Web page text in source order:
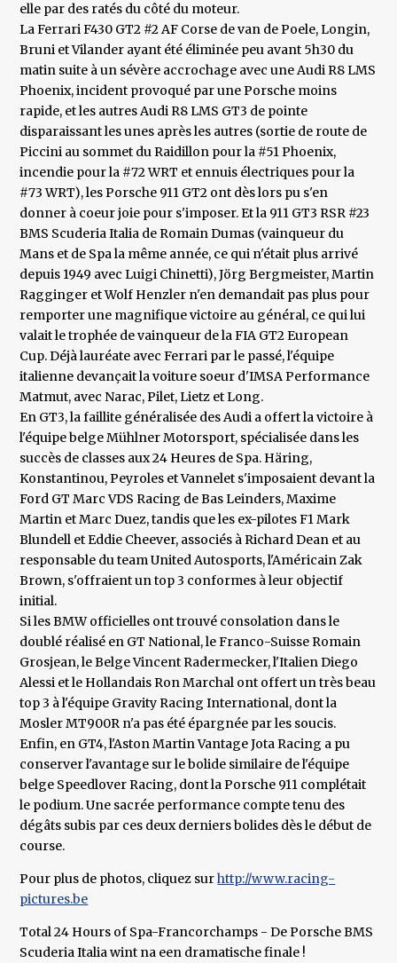
elle par des ratés du côté du moteur.
La Ferrari F430 GT2 #2 AF Corse de van de Poele, Longin,
Bruni et Vilander ayant été éliminée peu avant 5h30 du
matin suite à un sévère accrochage avec une Audi R8 LMS
Phoenix, incident provoqué par une Porsche moins
rapide, et les autres Audi R8 LMS GT3 de pointe
disparaissant les unes après les autres (sortie de route de
Piccini au sommet du Raidillon pour la #51 Phoenix,
incendie pour la #72 WRT et ennuis électriques pour la
#73 WRT), les Porsche 911 GT2 ont dès lors pu s'en
donner à coeur joie pour s'imposer. Et la 911 GT3 RSR #23
BMS Scuderia Italia de Romain Dumas (vainqueur du
Mans et de Spa la même année, ce qui n'était plus arrivé
depuis 1949 avec Luigi Chinetti), Jörg Bergmeister, Martin
Ragginger et Wolf Henzler n'en demandait pas plus pour
remporter une magnifique victoire au général, ce qui lui
valait le trophée de vainqueur de la FIA GT2 European
Cup. Déjà lauréate avec Ferrari par le passé, l'équipe
italienne devançait la voiture soeur d'IMSA Performance
Matmut, avec Narac, Pilet, Lietz et Long.
En GT3, la faillite généralisée des Audi a offert la victoire à
l'équipe belge Mühlner Motorsport, spécialisée dans les
succès de classes aux 24 Heures de Spa. Häring,
Konstantinou, Peyroles et Vannelet s'imposaient devant la
Ford GT Marc VDS Racing de Bas Leinders, Maxime
Martin et Marc Duez, tandis que les ex-pilotes F1 Mark
Blundell et Eddie Cheever, associés à Richard Dean et au
responsable du team United Autosports, l'Américain Zak
Brown, s'offraient un top 3 conformes à leur objectif
initial.
Si les BMW officielles ont trouvé consolation dans le
doublé réalisé en GT National, le Franco-Suisse Romain
Grosjean, le Belge Vincent Radermecker, l'Italien Diego
Alessi et le Hollandais Ron Marchal ont offert un très beau
top 3 à l'équipe Gravity Racing International, dont la
Mosler MT900R n'a pas été épargnée par les soucis.
Enfin, en GT4, l'Aston Martin Vantage Jota Racing a pu
conserver l'avantage sur le bolide similaire de l'équipe
belge Speedlover Racing, dont la Porsche 911 complétait
le podium. Une sacrée performance compte tenu des
dégâts subis par ces deux derniers bolides dès le début de
course.
Pour plus de photos, cliquez surhttp://www.racing-
pictures.be
Total 24 Hours of Spa-Francorchamps - De Porsche BMS
Scuderia Italia wint na een dramatische finale !